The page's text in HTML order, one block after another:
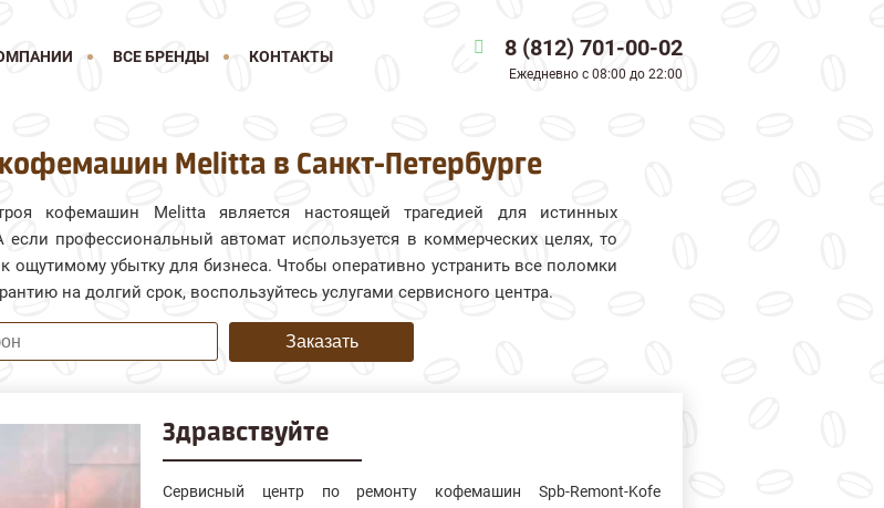
ВСЕ БРЕНДЫ КОНТАКТЫ 8 (812) 701-00-02
Ежедневно с 08:00 до 22:00
Melitta в Санкт-Петербурге
кофемашин Melitta является настоящей трагедией для истинных
профессиональный автомат используется в коммерческих целях, то
ощутимому убытку для бизнеса. Чтобы оперативно устранить все поломки
на долгий срок, воспользуйтесь услугами сервисного центра.
Заказать
Здравствуйте
Сервисный центр по ремонту кофемашин Spb-Remont-Kofe